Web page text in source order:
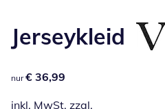
Jerseykleid
€ 36,99
nur € 36,99
inkl. MwSt. zzgl.